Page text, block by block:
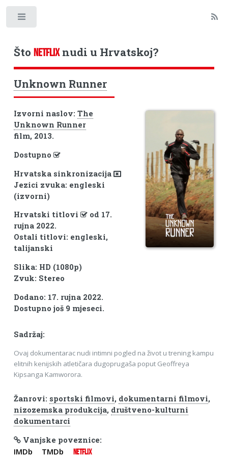
Što NETFLIXnudi u Hrvatskoj?
Unknown Runner
Izvorni naslov: The
Unknown Runner
film, 2013.
Dostupno
Hrvatska sinkronizacija
Jezici zvuka: engleski
(izvorni)
Hrvatski titlovi
od 17.
rujna 2022.
Ostali titlovi: engleski,
talijanski
Slika: HD (1080p)
Zvuk: Stereo
Dodano: 17. rujna 2022.
Dostupno još 9 mjeseci.
Sadržaj:
Ovaj dokumentarac nudi intimni pogled na život u trening kampu
elitnih kenijskih atletičara dugoprugaša poput Geoffreya
Kipsanga Kamworora.
Žanrovi: sportski filmovi, dokumentarni filmovi,
nizozemska produkcija, društveno-kulturni
dokumentarci
Vanjske poveznice:
IMDb TMDb NETFLIX